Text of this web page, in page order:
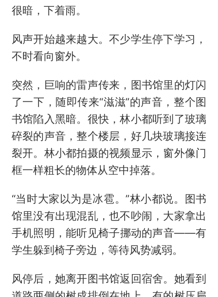
很暗，下着雨。
风声开始越来越大。不少学生停下学习，
不时看向窗外。
突然，巨响的雷声传来，图书馆里的灯闪
了一下，随即传来“滋滋”的声音，整个图
书馆陷入黑暗。很快，林小都听到了玻璃
碎裂的声音，整个楼层，好几块玻璃接连
裂开。林小都拍摄的视频显示，窗外像门
框一样粗长的物体从空中掉落。
“当时大家以为是冰雹。”林小都说。图书
馆里没有出现混乱，也不吵闹，大家拿出
手机照明，能听见椅子挪动的声音——有
学生躲到椅子旁边，等待风势减弱。
风停后，她离开图书馆返回宿舍。她看到